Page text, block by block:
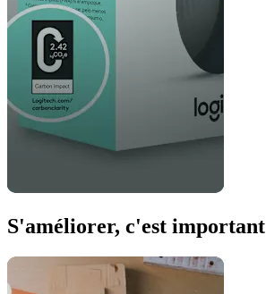
S'améliorer, c'est important